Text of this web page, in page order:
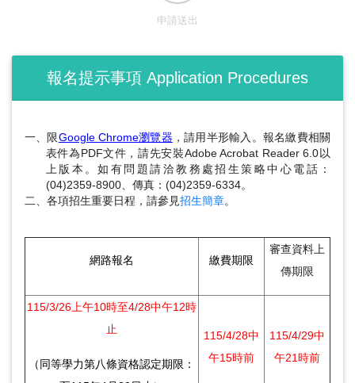
申請​送出
報名提示事項 Application Procedures
一、限Google Chrome瀏覽器 ，請用半形輸入。報名繳費相關
表件為PDF文件，請先安裝Adobe Acrobat Reader 6.0以
上版本。如有問題請洽教務處招生策略中心電話：
(04)2359-8900、傳真：(04)2359-6334。
二、各項招生重要日程，請參見招生簡章。
網路報名 繳費期限
審查資料上
傳期限
115/3/26上午10時至4/28中午12時
止
（同等學力第八條資格認定期限：
115/4/28中
午15時前
115/4/29中
午21時前